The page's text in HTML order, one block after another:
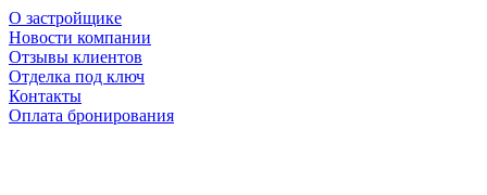
О застройщике
Новости компании
Отзывы клиентов
Отделка под ключ
Контакты
Оплата бронирования